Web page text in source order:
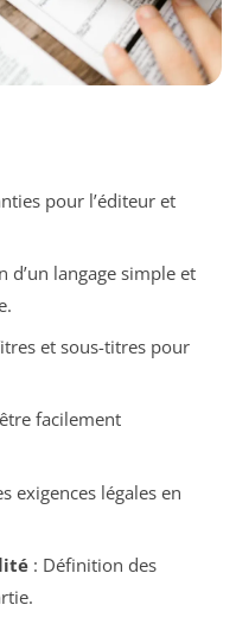
pour l’éditeur et
langage simple et
et sous-titres pour
facilement
exigences légales en
: Définition des